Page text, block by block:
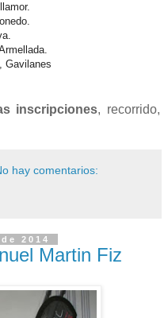
Gavilanes
inscripciones, recorrido,
hay comentarios:
2014
Martin Fiz